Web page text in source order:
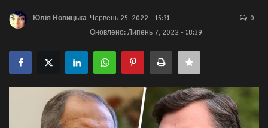
Про нас
Правила для блогерів
Суспільство
Юлія Новицька Червень 25, 2022 - 15:31
Оновлено: Липень 7, 2022 - 18:39
0